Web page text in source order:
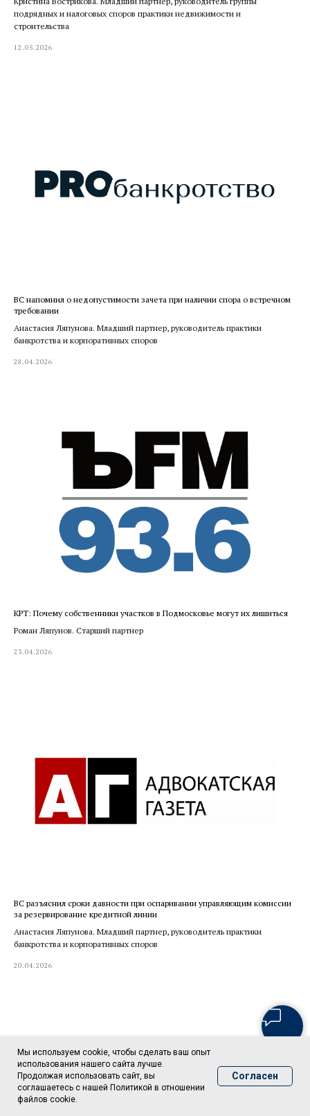
Мы используем cookie, чтобы сделать ваш опыт
использования нашего сайта лучше.
Продолжая использовать сайт, вы
соглашаетесь с нашей Политикой в отношении
файлов cookie.
Согласен
подрядных и налоговых споров практики недвижимости и
строительства
12.05.2026
ВС напомнил о недопустимости зачета при наличии спора о встречном
требовании
Анастасия Ляпунова. Младший партнер, руководитель практики
банкротства и корпоративных споров
28.04.2026
КРТ: Почему собственники участков в Подмосковье могут их лишиться
Роман Ляпунов. Старший партнер
23.04.2026
ВС разъяснил сроки давности при оспаривании управляющим комиссии
за резервирование кредитной линии
Анастасия Ляпунова. Младший партнер, руководитель практики
банкротства и корпоративных споров
20.04.2026